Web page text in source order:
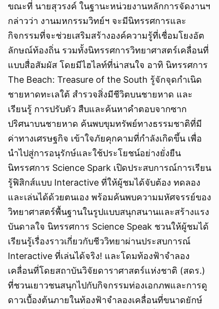
ขณะที่ นายสุวรงค์ ในฐานะหน่วยงานหลักการจัดงานฯ
กล่าวว่า งานมหกรรมวิทย์ฯ จะมีนิทรรศการและ
กิจกรรมที่จะช่วยเสริมสร้างองค์ความรู้ที่เชื่อมโยงอัต
ลักษณ์ท้องถิ่น รวมทั้งนิทรรศการวิทยาศาสตร์เคลื่อนที่
แบบสื่อสัมผัส โดยมีไฮไลท์ที่น่าสนใจ อาทิ นิทรรศการ
The Beach: Treasure of the South รู้จักจุดกำเนิด
ชายหาดทะเลใต้ สำรวจสิ่งมีชีวิตบนชายหาด และ
เรียนรู้ การปรับตัว สืบและค้นหาคำตอบจากซาก
ปริศนาบนชายหาด ค้นพบขุมทรัพย์ทางธรรมชาติที่มี
ค่าทางเศรษฐกิจ เข้าใจภัยคุกคามที่กำลังเกิดขึ้น เพื่อ
นำไปสู่การอนุรักษ์และใช้ประโยชน์อย่างยั่งยืน
นิทรรศการ Science Spark เปิดประสบการณ์การเรียน
รู้ฟิสิกส์แบบ Interactive ที่ให้ผู้ชมได้จับต้อง ทดลอง
และเล่นได้ด้วยตนเอง พร้อมค้นพบความมหัศจรรย์ของ
วิทยาศาสตร์พื้นฐานในรูปแบบสนุกสนานและสร้างแรง
บันดาลใจ นิทรรศการ Science Speak ชวนให้ผู้ชมได้
เรียนรู้เรื่องราวเกี่ยวกับชีววิทยาผ่านประสบการณ์
Interactive ที่เล่นได้จริง! และโดมท้องฟ้าจำลอง
เคลื่อนที่โดยสถาบันวิจัยดาราศาสตร์แห่งชาติ (สดร.)
ที่ชวนเยาวชนสนุกไปกับกิจกรรมท่องเอกภพและการดู
ดาวเบื้องต้นภายในท้องฟ้าจำลองเคลื่อนที่ขนาดยักษ์